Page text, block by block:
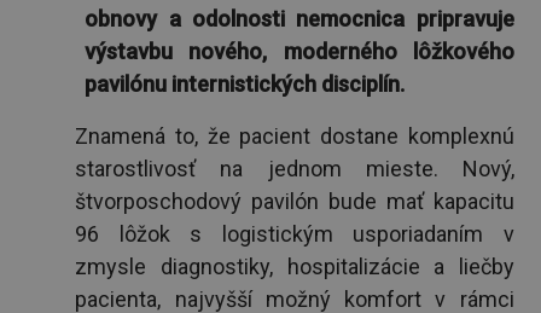
obnovy a odolnosti nemocnica pripravuje
výstavbu nového, moderného lôžkového
pavilónu internistických disciplín.
Znamená to, že pacient dostane komplexnú
starostlivosť na jednom mieste. Nový,
štvorposchodový pavilón bude mať kapacitu
96 lôžok s logistickým usporiadaním v
zmysle diagnostiky, hospitalizácie a liečby
pacienta, najvyšší možný komfort v rámci